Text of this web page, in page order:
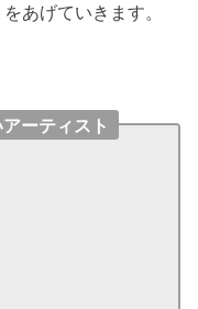
あげていきます。
ーティスト